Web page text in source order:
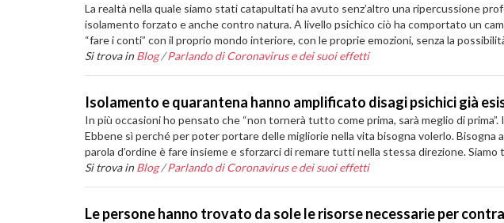
La realtà nella quale siamo stati catapultati ha avuto senz’altro una ripercussione
isolamento forzato e anche contro natura. A livello psichico ciò ha comportato un
“fare i conti” con il proprio mondo interiore, con le proprie emozioni, senza la
Si trova in Blog /Parlando di Coronavirus e dei suoi effetti
Isolamento e quarantena hanno amplificato disagi psichici già
In più occasioni ho pensato che “non tornerà tutto come prima, sarà meglio di
Ebbene sì perché per poter portare delle migliorie nella vita bisogna volerlo. Bisogna
parola d’ordine è fare insieme e sforzarci di remare tutti nella stessa direzione.
Si trova in Blog /Parlando di Coronavirus e dei suoi effetti
Le persone hanno trovato da sole le risorse necessarie per